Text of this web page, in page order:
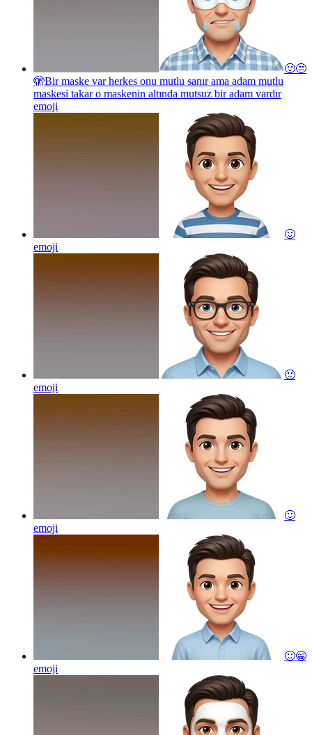
🙂😒
🫣Bir maske var herkes onu mutlu sanır ama adam mutlu
maskesi takar o maskenin altında mutsuz bir adam vardır
emoji
🙂
emoji
🙂
emoji
🙂
emoji
🙂😁
emoji